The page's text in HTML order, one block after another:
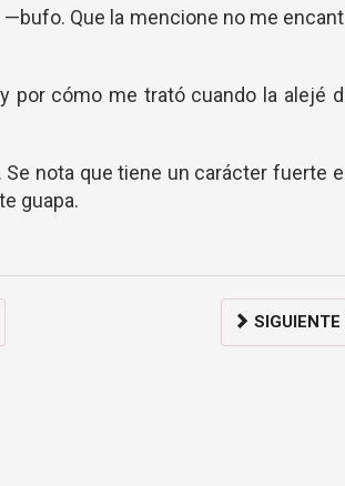
Que la mencione no me
por cómo me trató cuando la alejé
nota que tiene un carácter fuerte
guapa.
SIGUIENTE